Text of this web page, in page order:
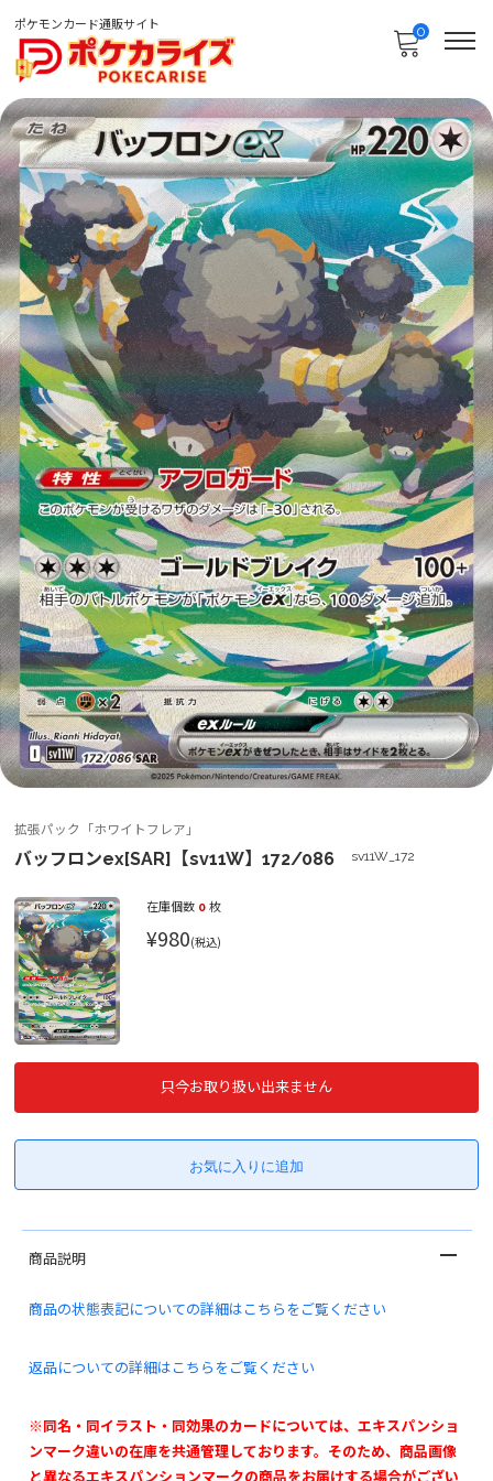
ポケモンカード通販サイト 0
拡張パック「ホワイトフレア」
バッフロンex[SAR]【sv11W】172/086 sv11W_172
在庫個数 0 枚
¥980(税込)
只今お取り扱い出来ません
商品説明
商品の状態表記についての詳細はこちらをご覧ください
返品についての詳細はこちらをご覧ください
※同名・同イラスト・同効果のカードについては、エキスパンショ
ンマーク違いの在庫を共通管理しております。そのため、商品画像
と異なるエキスパンションマークの商品をお届けする場合がござい